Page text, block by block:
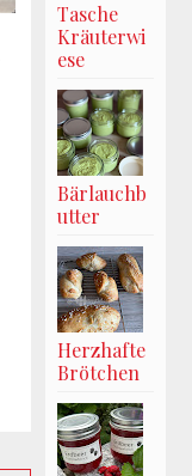
Tasche
Kräuterwi
ese
Bärlauchb
utter
Herzhafte
Brötchen